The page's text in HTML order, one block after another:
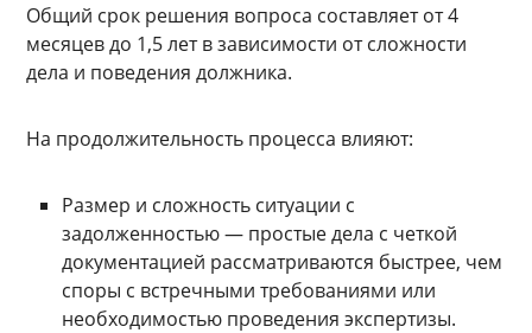
Общий срок решения вопроса составляет от 4
месяцев до 1,5 лет в зависимости от сложности
дела и поведения должника.
На продолжительность процесса влияют:
Размер и сложность ситуации с
задолженностью — простые дела с четкой
документацией рассматриваются быстрее, чем
споры с встречными требованиями или
необходимостью проведения экспертизы.